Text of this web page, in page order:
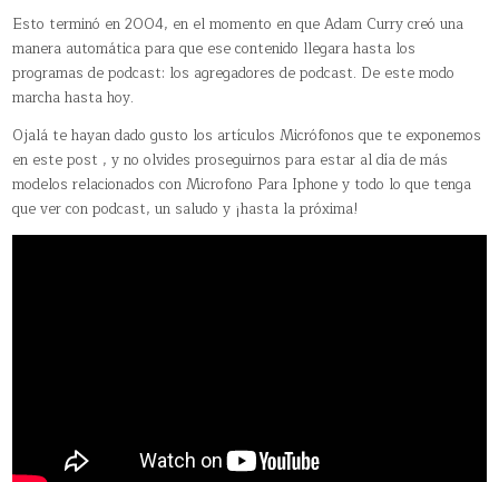
Esto terminó en 2004, en el momento en que Adam Curry creó una
manera automática para que ese contenido llegara hasta los
programas de podcast: los agregadores de podcast. De este modo
marcha hasta hoy.
Ojalá te hayan dado gusto los artículos Micrófonos que te exponemos
en este post , y no olvides proseguirnos para estar al día de más
modelos relacionados con Microfono Para Iphone y todo lo que tenga
que ver con podcast, un saludo y ¡hasta la próxima!